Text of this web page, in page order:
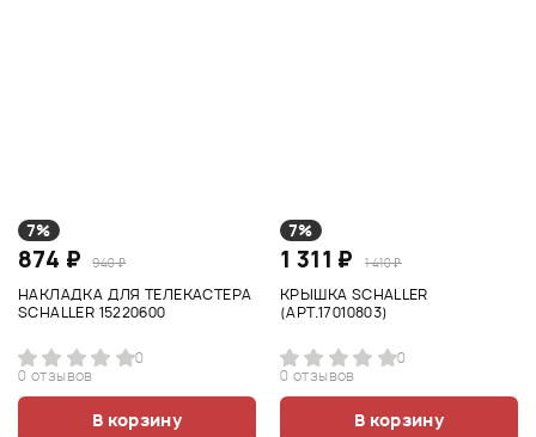
7%
874 ₽ 940 ₽
НАКЛАДКА ДЛЯ ТЕЛЕКАСТЕРА
SCHALLER 15220600
0
0 отзывов
В корзину
7%
1 311 ₽ 1 410 ₽
КРЫШКА SCHALLER
(АРТ.17010803)
0
0 отзывов
В корзину